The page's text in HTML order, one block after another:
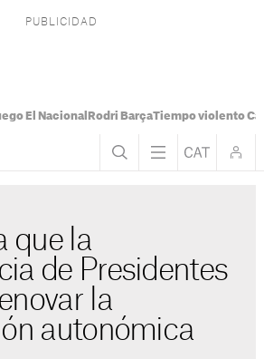
El Nacional Rodri BarçaTiempo violento
que la
de Presidentes
la
autonómica